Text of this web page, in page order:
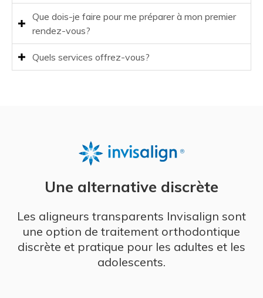
Que dois-je faire pour me préparer à mon premier
rendez-vous?
Quels services offrez-vous?
Une alternative discrète
Les aligneurs transparents Invisalign sont
une option de traitement orthodontique
discrète et pratique pour les adultes et les
adolescents.